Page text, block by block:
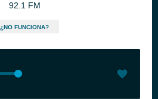
92.1 FM
¿NO FUNCIONA?